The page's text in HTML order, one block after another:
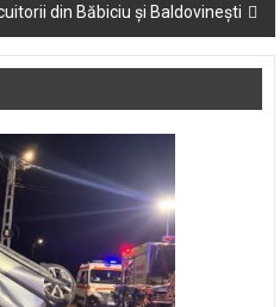
din Băbiciu și Baldovinești